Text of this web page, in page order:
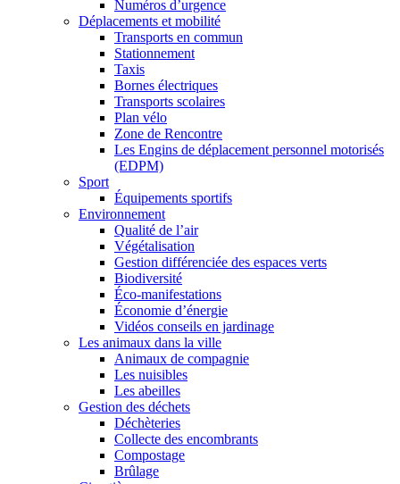
Numéros d’urgence
Déplacements et mobilité
Transports en commun
Stationnement
Taxis
Bornes électriques
Transports scolaires
Plan vélo
Zone de Rencontre
Les Engins de déplacement personnel motorisés
(EDPM)
Sport
Équipements sportifs
Environnement
Qualité de l’air
Végétalisation
Gestion différenciée des espaces verts
Biodiversité
Éco-manifestations
Économie d’énergie
Vidéos conseils en jardinage
Les animaux dans la ville
Animaux de compagnie
Les nuisibles
Les abeilles
Gestion des déchets
Déchèteries
Collecte des encombrants
Compostage
Brûlage